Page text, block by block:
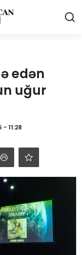
edən
uğur
- 11:28